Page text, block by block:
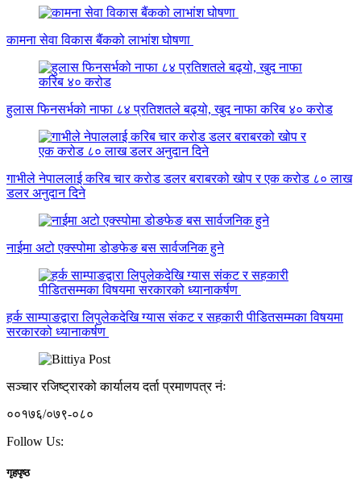
कामना सेवा विकास बैंकको लाभांश घोषणा
हुलास फिनसर्भको नाफा ८४ प्रतिशतले बढ्यो, खुद नाफा करिब ४० करोड
गाभीले नेपाललाई करिब चार करोड डलर बराबरको खोप र एक करोड ८० लाख
डलर अनुदान दिने
नाईमा अटो एक्स्पोमा डोङफेङ बस सार्वजनिक हुने
हर्क साम्पाङद्वारा लिपुलेकदेखि ग्यास संकट र सहकारी पीडितसम्मका विषयमा
सरकारको ध्यानाकर्षण
सञ्चार रजिष्ट्रारको कार्यालय दर्ता प्रमाणपत्र नंः
००१७६/०७९-०८०
Follow Us:
गृहपृष्ठ